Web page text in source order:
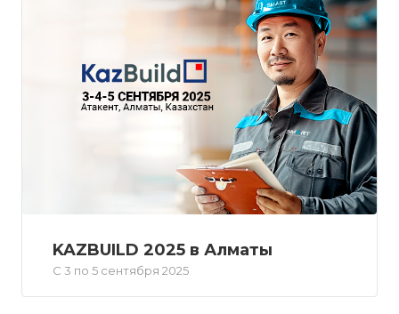
KAZBUILD 2025 в Алматы
С 3 по 5 сентября 2025